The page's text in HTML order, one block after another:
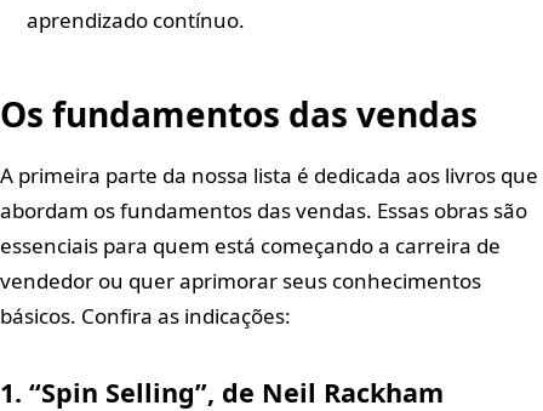
aprendizado contínuo.
Os fundamentos das vendas
A primeira parte da nossa lista é dedicada aos livros que
abordam os fundamentos das vendas. Essas obras são
essenciais para quem está começando a carreira de
vendedor ou quer aprimorar seus conhecimentos
básicos. Confira as indicações:
1. “Spin Selling”, de Neil Rackham